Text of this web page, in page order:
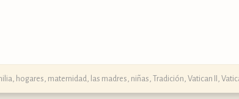
, hogares, maternidad, las madres, niñas, Tradición, Vatican II ,